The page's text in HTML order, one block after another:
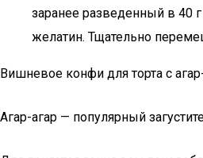
заранее разведенный в 40
желатин. Тщательно
Вишневое конфи для торта с
Агар-агар — популярный